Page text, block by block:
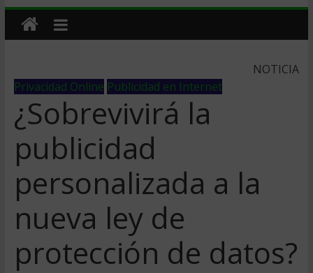
NOTICIA
Privacidad Online Publicidad en Internet
¿Sobrevivirá la
publicidad
personalizada a la
nueva ley de
protección de datos?